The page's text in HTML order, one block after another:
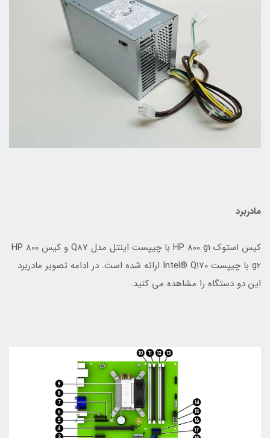
مادربرد
کیس استوک HP 800 g1 با چیپست اینتل مدل Q87 و کیس HP 800
g2 با چیپست Intel® Q170 ارائه شده است. در ادامه تصویر مادربرد
این دو دستگاه را مشاهده می کنید.